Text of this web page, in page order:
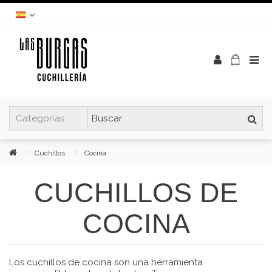
Cuchillos Cocina
CUCHILLOS DE
COCINA
Los cuchillos de cocina son una herramienta